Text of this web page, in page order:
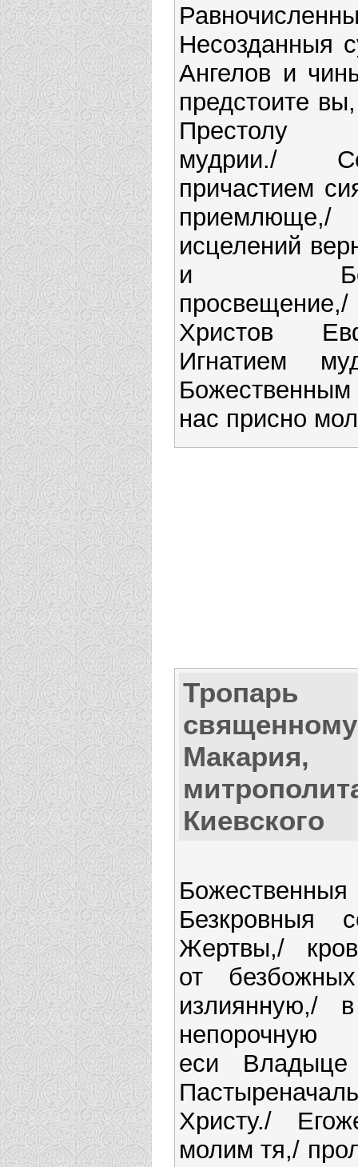
Несозданныя
Ангелов и
предстоите
Престолу
мудрии./
причастием
исцелений
и
Христов
Игнатием
нас присно
Тропарь
Макария,
Киевского
Божественныя
Безкровныя
Жертвы,/
от
излиянную,/
непорочную
еси Владыце
Христу./
молим тя,/